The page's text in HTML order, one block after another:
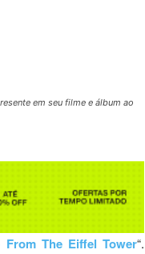
em seu filme e álbum ao
The Eiffel Tower“.